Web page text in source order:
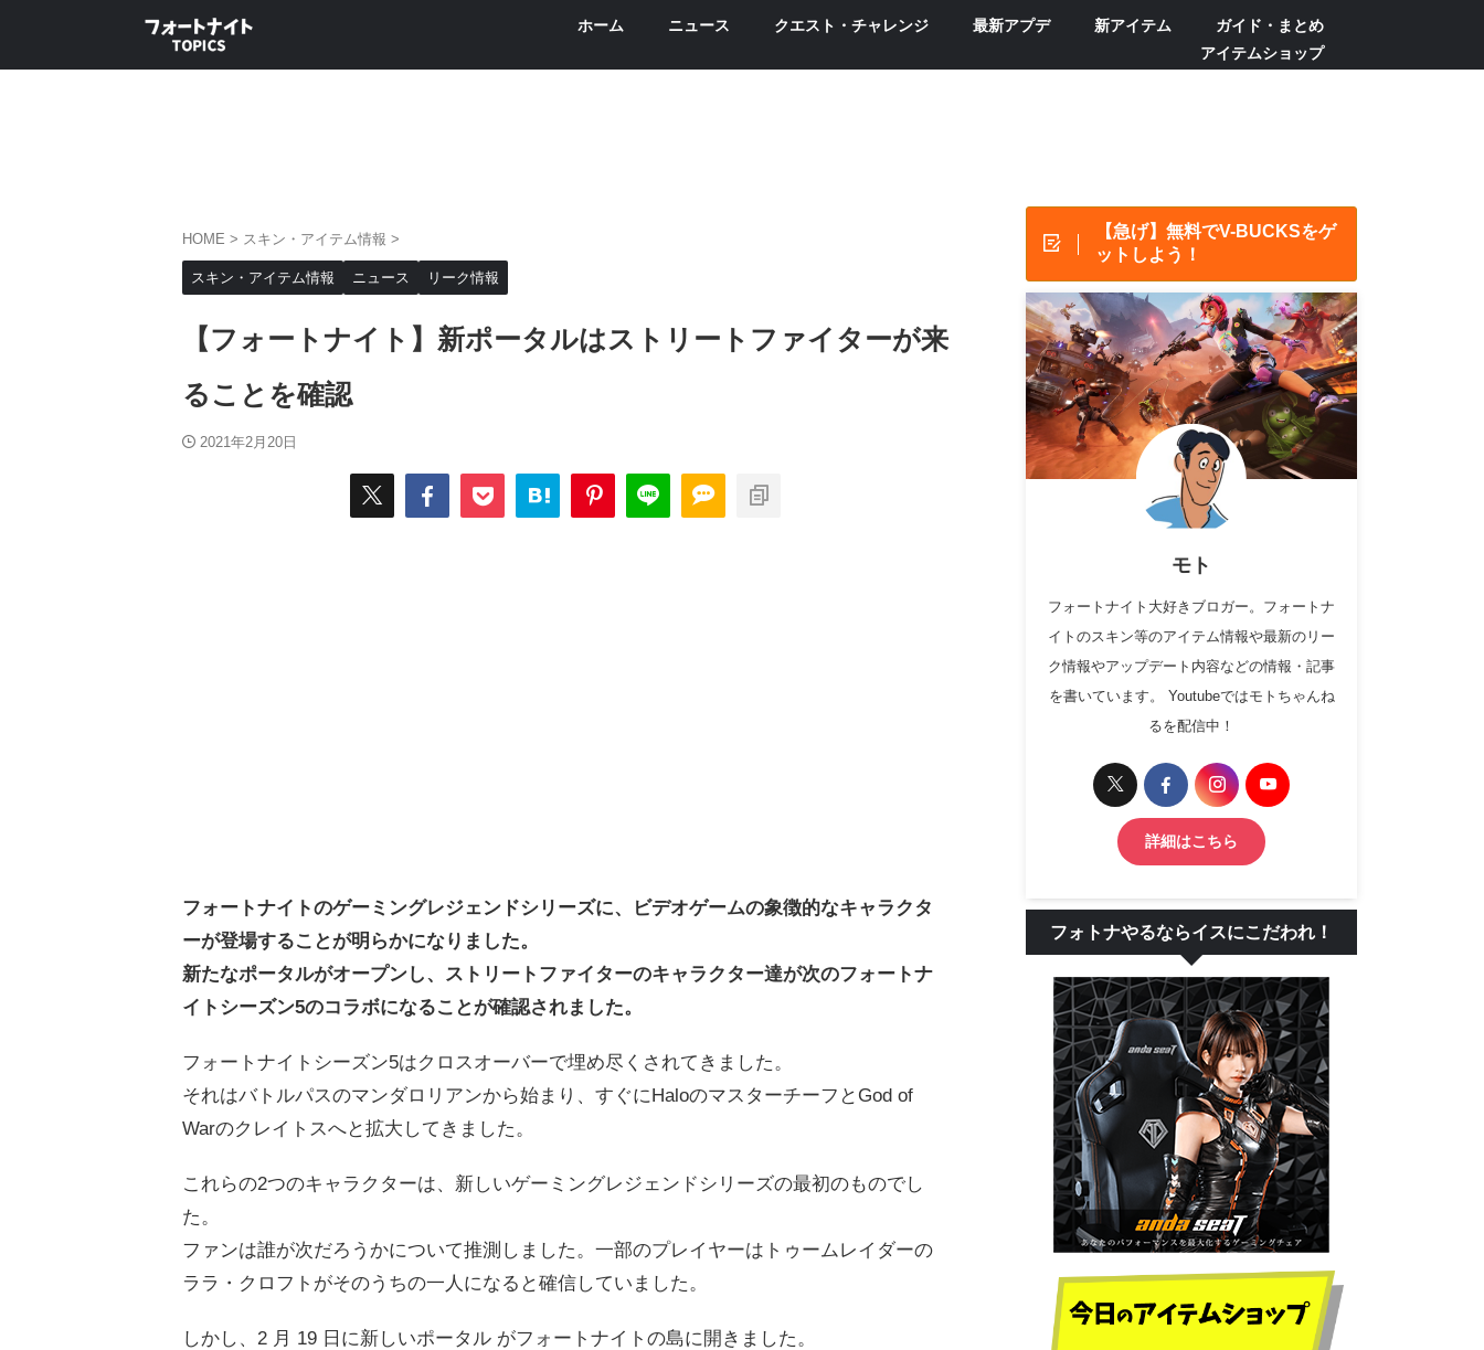
ホーム ニュース クエスト・チャレンジ 最新アプデ 新アイテム
ガイド・まとめ
アイテムショップ
HOME > スキン・アイテム情報 >
スキン・アイテム情報 ニュース リーク情報
【フォートナイト】新ポータルはストリートファイターが来
ることを確認
2021年2月20日
フォートナイトのゲーミングレジェンドシリーズに、ビデオゲームの象徴的なキャラクタ
ーが登場することが明らかになりました。
新たなポータルがオープンし、ストリートファイターのキャラクター達が次のフォートナ
イトシーズン5のコラボになることが確認されました。
フォートナイトシーズン5はクロスオーバーで埋め尽くされてきました。
それはバトルパスのマンダロリアンから始まり、すぐにHaloのマスターチーフとGod of
Warのクレイトスへと拡大してきました。
これらの2つのキャラクターは、新しいゲーミングレジェンドシリーズの最初のものでし
た。
ファンは誰が次だろうかについて推測しました。一部のプレイヤーはトゥームレイダーの
ララ・クロフトがそのうちの一人になると確信していました。
しかし、2 月 19 日に新しいポータル がフォートナイトの島に開きました。
【急げ】無料でV-BUCKSをゲ
ットしよう！
モト
フォートナイト大好きブロガー。フォートナ
イトのスキン等のアイテム情報や最新のリー
ク情報やアップデート内容などの情報・記事
を書いています。 Youtubeではモトちゃんね
るを配信中！
詳細はこちら
フォトナやるならイスにこだわれ！